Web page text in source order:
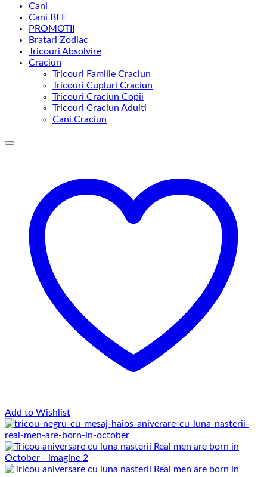
Cani
Cani BFF
PROMOTII
Bratari Zodiac
Tricouri Absolvire
Craciun
Tricouri Familie Craciun
Tricouri Cupluri Craciun
Tricouri Craciun Copii
Tricouri Craciun Adulti
Cani Craciun
Add to Wishlist